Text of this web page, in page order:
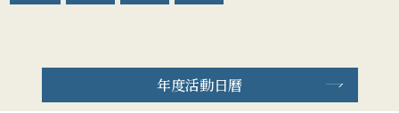
年度活動日曆